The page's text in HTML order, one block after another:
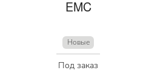
EMC
Новые
Под заказ